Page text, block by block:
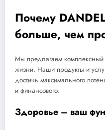
Почему
больше, чем
Мы предлагаем
жизни. Наши продукты и
достичь максимального
и финансового.
Здоровье – ваш